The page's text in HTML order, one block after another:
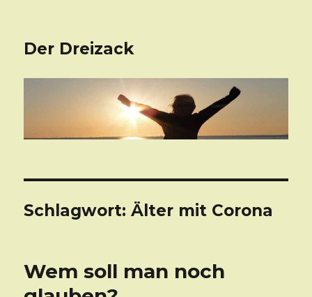
Der Dreizack
Schlagwort: Älter mit Corona
Wem soll man noch